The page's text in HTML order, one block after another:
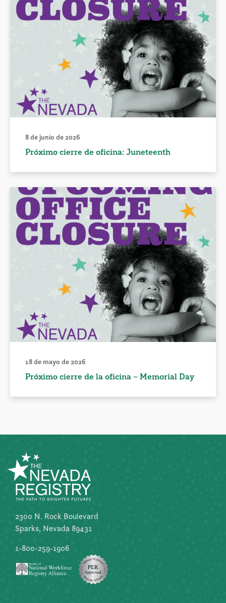
8 de junio de 2026
Próximo cierre de oficina: Juneteenth
18 de mayo de 2026
Próximo cierre de la oficina – Memorial Day
2300 N. Rock Boulevard
Sparks, Nevada 89431
1-800-259-1906